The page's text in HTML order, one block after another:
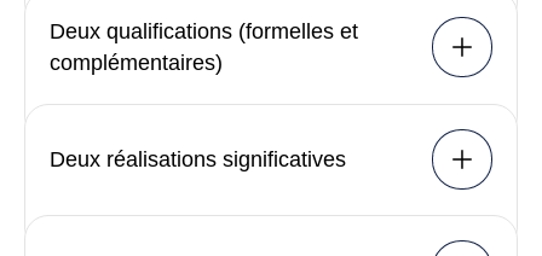
Deux qualifications (formelles et
complémentaires)
Deux réalisations significatives